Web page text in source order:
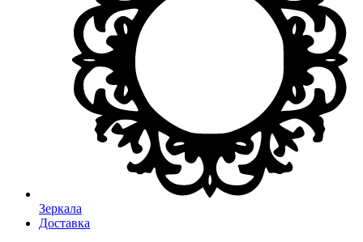
Зеркала
Доставка